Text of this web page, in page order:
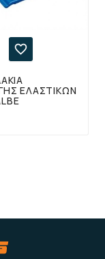

ΕΛΑΣΤΙΚΏΝ